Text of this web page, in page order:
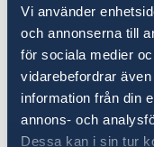
Vi använder
och annonserna till
för sociala medier
vidarebefordrar
information från din
annons- och
Dessa kan i sin tur
Lokala lagar och
Kriminalitet och
Trafiksäkerhet
Resa i landet
Service för
Väpnade
landsvägarna
mörkrets inbrott
ta taxi ensam.